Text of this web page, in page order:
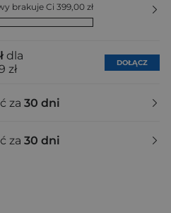
brakuje Ci 399,00 zł
dla
zł
DOŁĄCZ
za 30 dni
za 30 dni